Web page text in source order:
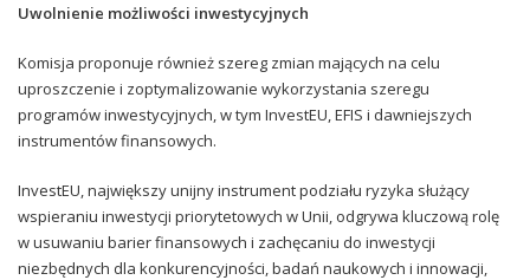
Uwolnienie możliwości inwestycyjnych
Komisja proponuje również szereg zmian mających na celu
uproszczenie i zoptymalizowanie wykorzystania szeregu
programów inwestycyjnych, w tym InvestEU, EFIS i dawniejszych
instrumentów finansowych.
InvestEU, największy unijny instrument podziału ryzyka służący
wspieraniu inwestycji priorytetowych w Unii, odgrywa kluczową rolę
w usuwaniu barier finansowych i zachęcaniu do inwestycji
niezbędnych dla konkurencyjności, badań naukowych i innowacji,